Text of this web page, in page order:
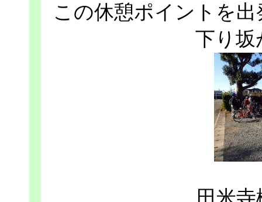
この休憩ポイントを
下り坂
田米